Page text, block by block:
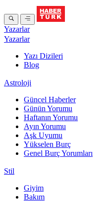
Yazarlar
Yazarlar
Yazı Dizileri
Blog
Astroloji
Güncel Haberler
Günün Yorumu
Haftanın Yorumu
Ayın Yorumu
Aşk Uyumu
Yükselen Burç
Genel Burç Yorumları
Stil
Giyim
Bakım